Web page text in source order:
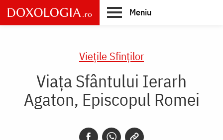
Skip
to
main
Meniu
Vieţile Sfinţilor
Viața Sfântului Ierarh
Agaton, Episcopul Romei